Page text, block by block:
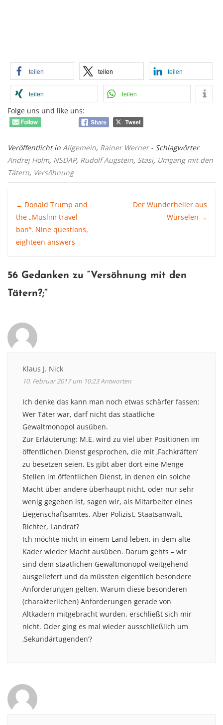
teilen teilen teilen
teilen teilen
Folge uns und like uns:
Veröffentlicht in Allgemein, Rainer Werner - Schlagwörter
Andrej Holm, NSDAP, Rudolf Augstein, Stasi, Umgang mit den
Tätern, Versöhnung
Post
navigation
← Donald Trump and
the „Muslim travel
ban“. Nine questions,
eighteen answers
Der Wunderheiler aus
Würselen →
56 Gedanken zu “Versöhnung mit den
Tätern?;”
Klaus J. Nick
10. Februar 2017 um 10:23Antworten
Ich denke das kann man noch etwas schärfer fassen:
Wer Täter war, darf nicht das staatliche
Gewaltmonopol ausüben.
Zur Erläuterung: M.E. wird zu viel über Positionen im
öffentlichen Dienst gesprochen, die mit ‚Fachkräften‘
zu besetzen seien. Es gibt aber dort eine Menge
Stellen im öffentlichen Dienst, in denen ein solche
Macht über andere überhaupt nicht, oder nur sehr
wenig gegeben ist, sagen wir, als Mitarbeiter eines
Liegenschaftsamtes. Aber Polizist, Staatsanwalt,
Richter, Landrat?
Ich möchte nicht in einem Land leben, in dem alte
Kader wieder Macht ausüben. Darum gehts – wir
sind dem staatlichen Gewaltmonopol weitgehend
ausgeliefert und da müssten eigentlich besondere
Anforderungen gelten. Warum diese besonderen
(charakterlichen) Anforderungen gerade von
Altkadern mitgebracht wurden, erschließt sich mir
nicht. Oder ging es mal wieder ausschließlich um
‚Sekundärtugenden‘?